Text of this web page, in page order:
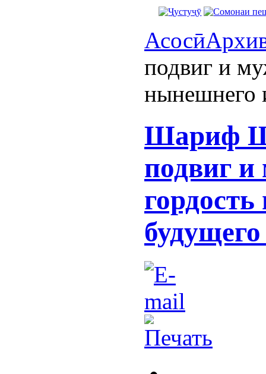
Асосӣ
подвиг и
нынешнего
Шариф
подвиг и